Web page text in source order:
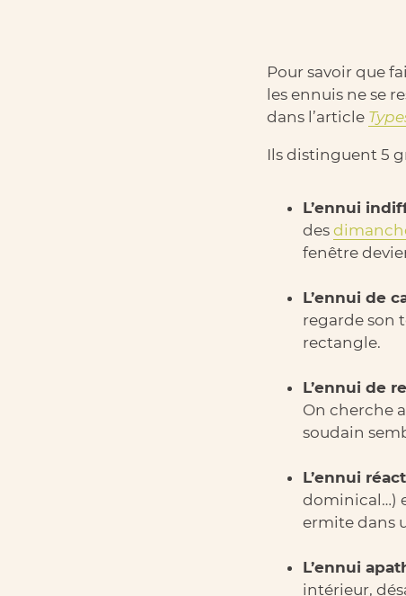
Pour savoir que
les ennuis ne se
dans l’article
Ils distinguent 5
L’ennui
des
fenêtre
L’ennui de
regarde son
rectangle.
L’ennui de
On cherche
soudain
L’ennui
dominical…)
ermite dans
L’ennui
intérieur,